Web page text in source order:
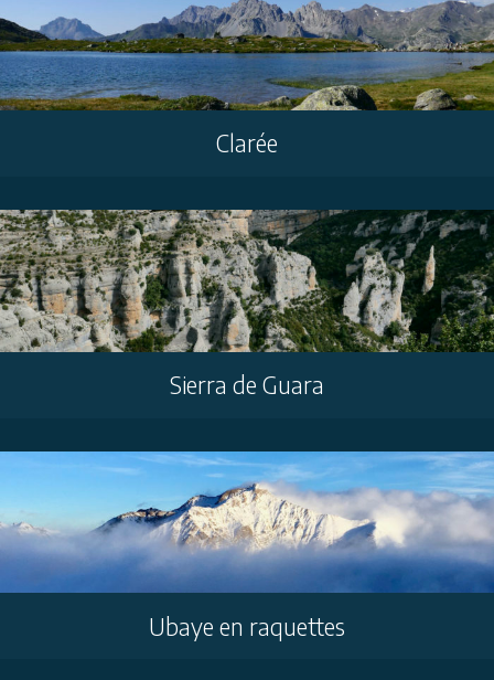
Clarée
Sierra de Guara
Ubaye en raquettes